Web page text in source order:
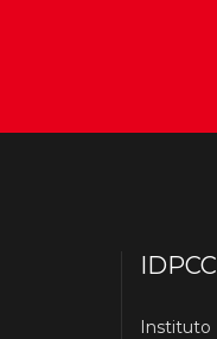
IDPCC
Instituto